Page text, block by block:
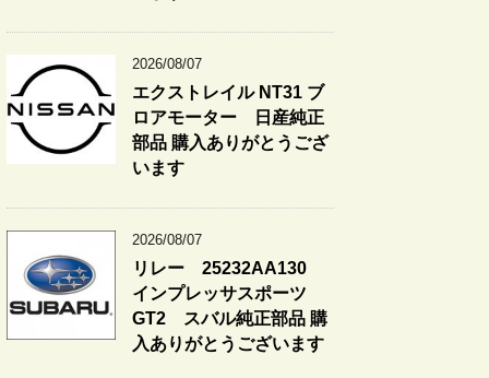
2026/08/07
エクストレイル NT31 ブ
ロアモーター 日産純正
部品 購入ありがとうござ
います
2026/08/07
リレー 25232AA130
インプレッサスポーツ
GT2 スバル純正部品 購
入ありがとうございます